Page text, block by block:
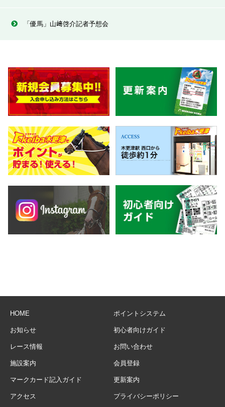
「優馬」山﨑啓介記者予想会
HOME
お知らせ
レース情報
施設案内
マークカード記入ガイド
アクセス
ポイントシステム
初心者向けガイド
お問い合わせ
会員登録
更新案内
プライバシーポリシー